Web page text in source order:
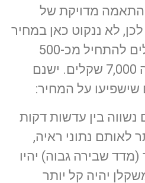
מדויקת של
לא ננקוט כאן במחיר
ספציפי. המחירים יכולים להתחיל מכ-500
שקלים ולהגיע לאזור ה 7,000 שקלים. ישנם
שישפיעו על המחיר:
נשווה בין עדשות דקות
לאותם נתוני ראיה,
שבירה גבוה) יהיו
יהיה קל יותר